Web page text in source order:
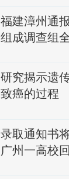
福建漳州通
组成调查组
研究揭示遗
致癌的过程
录取通知书
广州一高校